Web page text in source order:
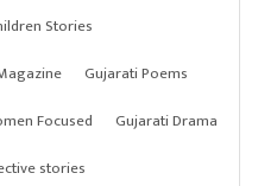
Stories
Gujarati Poems
Focused
Gujarati Drama
stories